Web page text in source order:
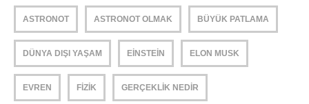
ASTRONOT ASTRONOT OLMAK BÜYÜK PATLAMA
DÜNYA DIŞI YAŞAM EINSTEIN ELON MUSK
EVREN FIZIK GERÇEKLIK NEDIR